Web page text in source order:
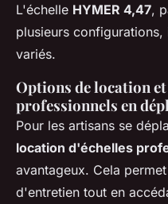
L'échelle HYMER 4,47,
plusieurs
variés.
Options de location
professionnels en
Pour les artisans se
location d'échelles
avantageux. Cela
d'entretien tout en